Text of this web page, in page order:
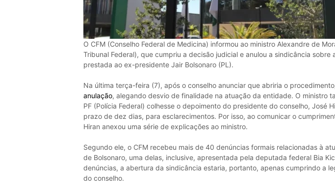
O CFM (Conselho Federal de Medicina) informou ao ministro Alexandre de
Tribunal Federal), que cumpriu a decisão judicial e anulou a sindicância sobre
prestada ao ex-presidente Jair Bolsonaro (PL).
Na última terça-feira (7), após o conselho anunciar que abriria o
anulação, alegando desvio de finalidade na atuação da entidade. O ministro
PF (Polícia Federal) colhesse o depoimento do presidente do conselho, José
prazo de dez dias, para esclarecimentos. Por isso, ao comunicar o
Hiran anexou uma série de explicações ao ministro.
Segundo ele, o CFM recebeu mais de 40 denúncias formais relacionadas à
de Bolsonaro, uma delas, inclusive, apresentada pela deputada federal Bia
denúncias, a abertura da sindicância estaria, portanto, apenas cumprindo a
do conselho.